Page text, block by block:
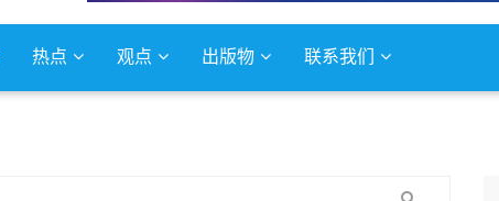
热点 观点 出版物 联系我们